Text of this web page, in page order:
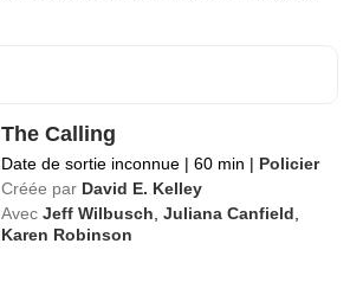
The Calling
Date de sortie inconnue | 60 min | Policier
Créée par David E. Kelley
Avec Jeff Wilbusch ,Juliana Canfield
Karen Robinson